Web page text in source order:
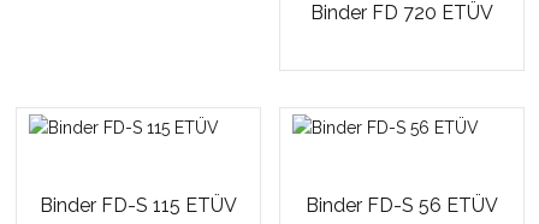
Binder FD 720 ETÜV
Binder FD-S 115 ETÜV Binder FD-S 56 ETÜV